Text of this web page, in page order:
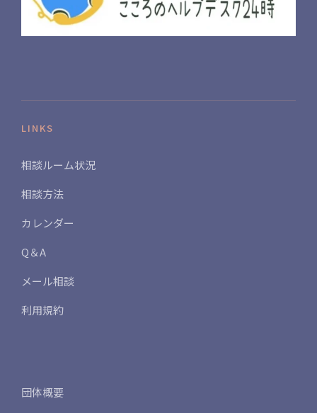
LINKS
相談ルーム状況
相談方法
カレンダー
Q＆A
メール相談
利用規約
団体概要